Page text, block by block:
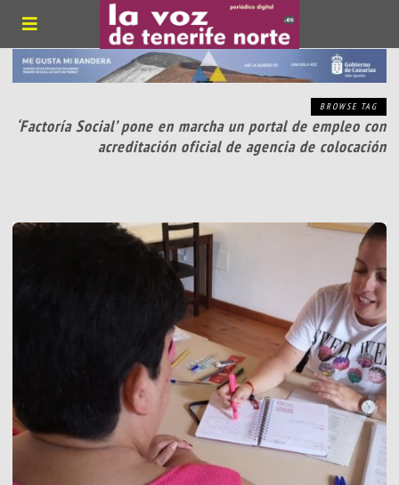
BROWSE TAG
‘Factoría Social’ pone en marcha un portal de empleo con
acreditación oficial de agencia de colocación